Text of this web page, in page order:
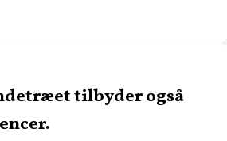
tilbyder også